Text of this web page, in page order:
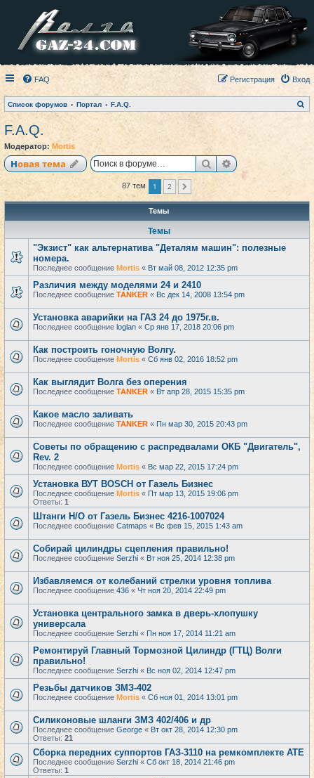
FAQ Вход
Регистрация
Список форумов Портал F.A.Q.
о
F.A.Q.
Модератор: Mortis
Новая тема ПоискРасширенный
87 тем 1 2
Темы
Темы
"Экзист" как альтернатива "Деталям машин": полезные
номера.
Последнее сообщение Mortis « Вт май 08, 2012 12:35 pm
Различия между моделями 24 и 2410
Последнее сообщение TANKER « Вс дек 14, 2008 13:54 pm
Установка аварийки на ГАЗ 24 до 1975г.в.
Последнее сообщение loglan « Ср янв 17, 2018 20:06 pm
Как построить гоночную Волгу.
Последнее сообщение Mortis « Сб янв 02, 2016 18:52 pm
Как выглядит Волга без оперения
Последнее сообщение TANKER « Вт апр 28, 2015 15:35 pm
Какое масло заливать
Последнее сообщение TANKER « Пн мар 30, 2015 20:43 pm
Советы по обращению с распредвалами ОКБ "Двигатель",
Rev. 2
Последнее сообщение Mortis « Вс мар 22, 2015 17:24 pm
Установка ВУТ BOSCH от Газель Бизнес
Последнее сообщение Mortis « Пт мар 13, 2015 19:06 pm
Ответы: 1
Штанги Н/О от Газель Бизнес 4216-1007024
Последнее сообщение Catmaps « Вс фев 15, 2015 1:43 am
Собирай цилиндры сцепления правильно!
Последнее сообщение Serzhi « Вт ноя 25, 2014 12:38 pm
Избавляемся от колебаний стрелки уровня топлива
Последнее сообщение 436 « Чт ноя 20, 2014 22:49 pm
Установка центрального замка в дверь-хлопушку
универсала
Последнее сообщение Serzhi « Пн ноя 17, 2014 11:21 am
Ремонтируй Главный Тормозной Цилиндр (ГТЦ) Волги
правильно!
Последнее сообщение Serzhi « Вс ноя 02, 2014 12:47 pm
Резьбы датчиков ЗМЗ-402
Последнее сообщение Mortis « Сб ноя 01, 2014 13:01 pm
Cиликоновые шланги ЗМЗ 402/406 и др
Последнее сообщение George « Вт окт 28, 2014 12:30 pm
Ответы: 21
Сборка передних суппортов ГАЗ-3110 на ремкомплекте АТЕ
Последнее сообщение Serzhi « Сб окт 18, 2014 21:46 pm
Ответы: 1